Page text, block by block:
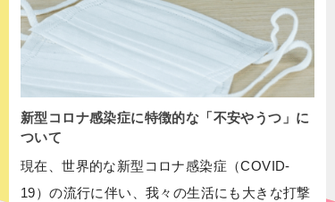
新型コロナ感染症に特徴的な「不安やうつ」に
ついて
現在、世界的な新型コロナ感染症（COVID-
19）の流行に伴い、我々の生活にも大きな打撃